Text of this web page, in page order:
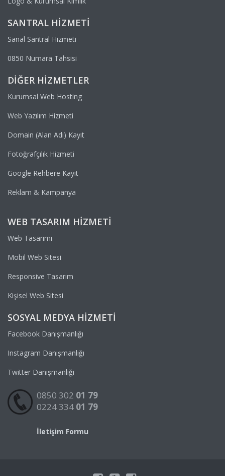
SANTRAL HIZMETI
Sanal Santral Hizmeti
0850 Numara Tahsisi
DIĞER HIZMETLER
Kurumsal Web Hosting
Web Yazılım Hizmeti
Domain (Alan Adı) Kayıt
Fotoğrafçılık Hizmeti
Google Rehbere Kayıt
Reklam & Kampanya
WEB TASARIM HIZMETI
Web Tasarımı
Mobil Web Sitesi
Responsive Tasarım
Kişisel Web Sitesi
SOSYAL MEDYA HIZMETI
Facebook Danışmanlığı
Instagram Danışmanlığı
Twitter Danışmanlığı
0850 302 01 79
0224 334 01 79
İletişim Formu